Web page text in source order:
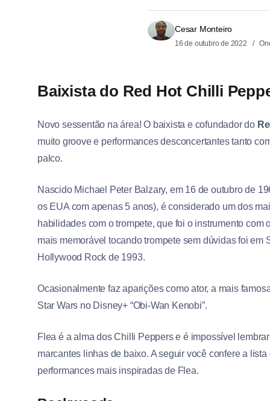
Cesar Monteiro
16 de outubro de 2022
Baixista do Red Hot Chilli
Novo sessentão na área! O baixista e cofundador do
muito groove e performances desconcertantes tanto
palco.
Nascido Michael Peter Balzary, em 16 de outubro de
os EUA com apenas 5 anos), é considerado um dos
habilidades com o trompete, que foi o instrumento
mais memorável tocando trompete sem dúvidas foi
Hollywood Rock de 1993.
Ocasionalmente faz aparições como ator, a mais
Star Wars no Disney+ “Obi-Wan Kenobi”.
Flea é a alma dos Chilli Peppers e é impossível
marcantes linhas de baixo. A seguir você confere a
performances mais inspiradas de Flea.